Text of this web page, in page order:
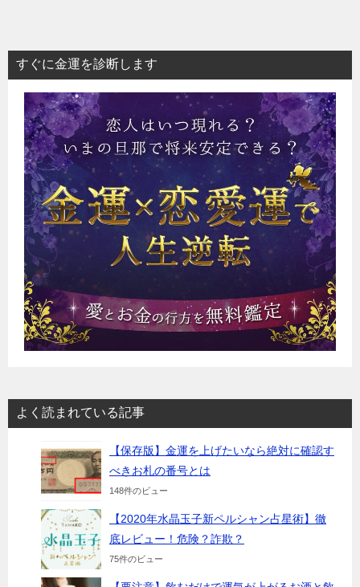
すぐに金運を診断します
よく読まれている記事
【保存版】金運を上げたいなら絶対に確認す
べきお札の番号とは
148件のビュー
【2020年水晶玉子新ペルシャン占星術】徹
底レビュー！危険？詐欺？
75件のビュー